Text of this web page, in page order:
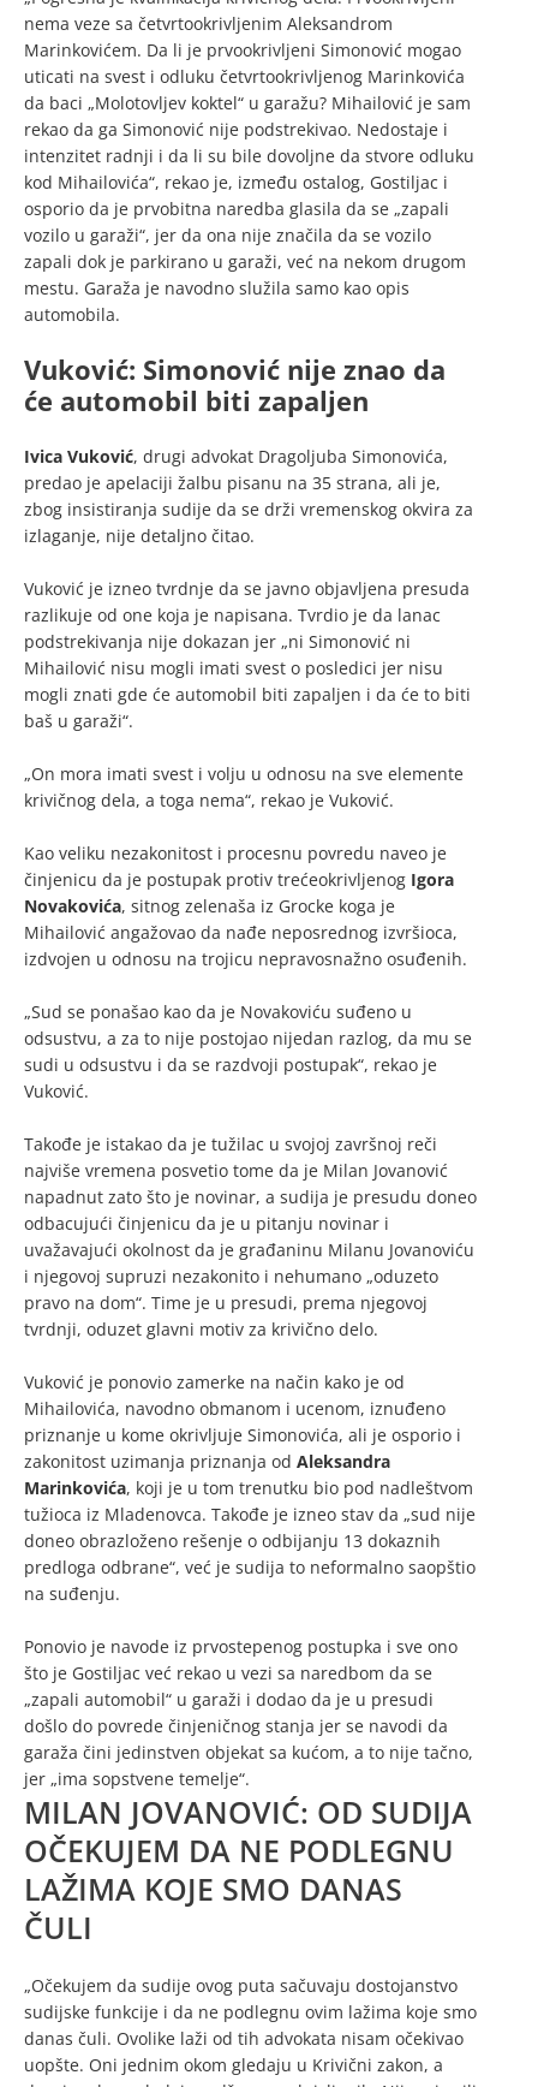
nema veze sa četvrtookrivljenim Aleksandrom
Marinkovićem. Da li je prvookrivljeni Simonović mogao
uticati na svest i odluku četvrtookrivljenog Marinkovića
da baci „Molotovljev koktel“ u garažu? Mihailović je sam
rekao da ga Simonović nije podstrekivao. Nedostaje i
intenzitet radnji i da li su bile dovoljne da stvore odluku
kod Mihailovića“, rekao je, između ostalog, Gostiljac i
osporio da je prvobitna naredba glasila da se „zapali
vozilo u garaži“, jer da ona nije značila da se vozilo
zapali dok je parkirano u garaži, već na nekom drugom
mestu. Garaža je navodno služila samo kao opis
automobila.
Vuković: Simonović nije znao da
će automobil biti zapaljen
Ivica Vuković, drugi advokat Dragoljuba Simonovića,
predao je apelaciji žalbu pisanu na 35 strana, ali je,
zbog insistiranja sudije da se drži vremenskog okvira za
izlaganje, nije detaljno čitao.
Vuković je izneo tvrdnje da se javno objavljena presuda
razlikuje od one koja je napisana. Tvrdio je da lanac
podstrekivanja nije dokazan jer „ni Simonović ni
Mihailović nisu mogli imati svest o posledici jer nisu
mogli znati gde će automobil biti zapaljen i da će to biti
baš u garaži“.
„On mora imati svest i volju u odnosu na sve elemente
krivičnog dela, a toga nema“, rekao je Vuković.
Kao veliku nezakonitost i procesnu povredu naveo je
činjenicu da je postupak protiv trećeokrivljenog Igora
Novakovića, sitnog zelenaša iz Grocke koga je
Mihailović angažovao da nađe neposrednog izvršioca,
izdvojen u odnosu na trojicu nepravosnažno osuđenih.
„Sud se ponašao kao da je Novakoviću suđeno u
odsustvu, a za to nije postojao nijedan razlog, da mu se
sudi u odsustvu i da se razdvoji postupak“, rekao je
Vuković.
Takođe je istakao da je tužilac u svojoj završnoj reči
najviše vremena posvetio tome da je Milan Jovanović
napadnut zato što je novinar, a sudija je presudu doneo
odbacujući činjenicu da je u pitanju novinar i
uvažavajući okolnost da je građaninu Milanu Jovanoviću
i njegovoj supruzi nezakonito i nehumano „oduzeto
pravo na dom“. Time je u presudi, prema njegovoj
tvrdnji, oduzet glavni motiv za krivično delo.
Vuković je ponovio zamerke na način kako je od
Mihailovića, navodno obmanom i ucenom, iznuđeno
priznanje u kome okrivljuje Simonovića, ali je osporio i
zakonitost uzimanja priznanja od Aleksandra
Marinkovića, koji je u tom trenutku bio pod nadleštvom
tužioca iz Mladenovca. Takođe je izneo stav da „sud nije
doneo obrazloženo rešenje o odbijanju 13 dokaznih
predloga odbrane“, već je sudija to neformalno saopštio
na suđenju.
Ponovio je navode iz prvostepenog postupka i sve ono
što je Gostiljac već rekao u vezi sa naredbom da se
„zapali automobil“ u garaži i dodao da je u presudi
došlo do povrede činjeničnog stanja jer se navodi da
garaža čini jedinstven objekat sa kućom, a to nije tačno,
jer „ima sopstvene temelje“.
MILAN JOVANOVIĆ: OD SUDIJA
OČEKUJEM DA NE PODLEGNU
LAŽIMA KOJE SMO DANAS
ČULI
„Očekujem da sudije ovog puta sačuvaju dostojanstvo
sudijske funkcije i da ne podlegnu ovim lažima koje smo
danas čuli. Ovolike laži od tih advokata nisam očekivao
uopšte. Oni jednim okom gledaju u Krivični zakon, a